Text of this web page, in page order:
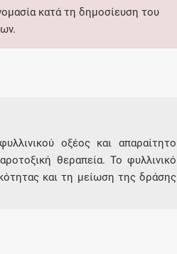
τη διάρκεια της
ή του θηλασμού
των συνδρομητικών
και αγωγές
κατά τη δημοσίευση του
οξέος και απαραίτητο
θεραπεία. Το φυλλινικό
και τη μείωση της δράσης